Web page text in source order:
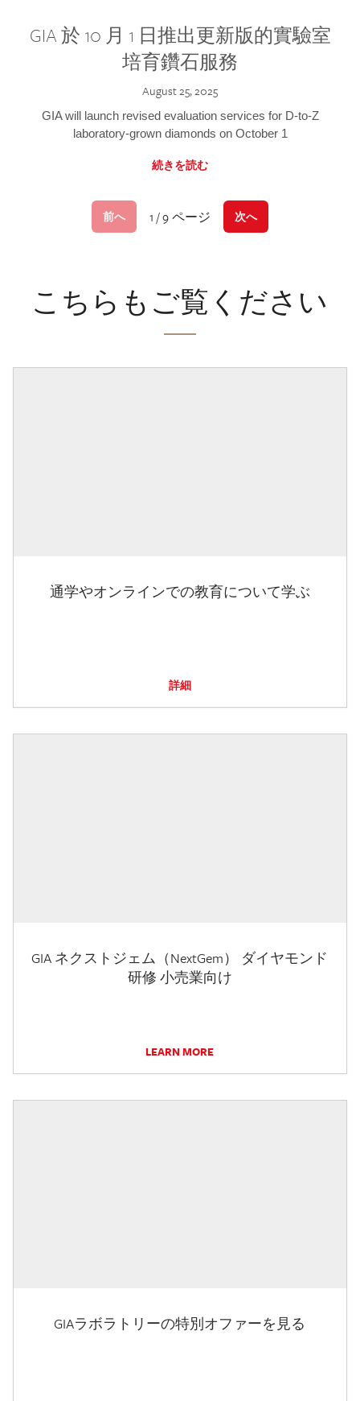
GIA 於 10 月 1 日推出更新版的實驗室
培育鑽石服務
August 25, 2025
GIA will launch revised evaluation services for D-to-Z
laboratory-grown diamonds on October 1
続きを読む
前へ 1 / 9 ページ 次へ
こちらもご覧ください
通学やオンラインでの教育について学ぶ
詳細
GIA ネクストジェム（NextGem） ダイヤモンド
研修 小売業向け
LEARN MORE
GIAラボラトリーの特別オファーを見る